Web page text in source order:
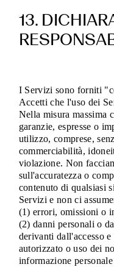
13.
I Servizi sono forniti
Accetti che l'uso dei
Nella misura massima
garanzie, espresse o
utilizzo, comprese,
commerciabilità,
violazione. Non
sull'accuratezza o
contenuto di qualsiasi
Servizi e non ci
(1) errori, omissioni o
(2) danni personali o
derivanti dall'accesso
autorizzato o uso dei
informazione